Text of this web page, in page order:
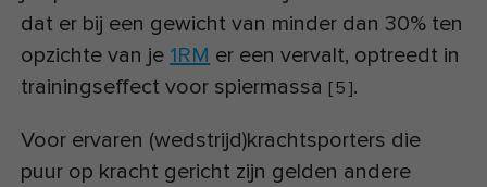
dat er bij een gewicht van minder dan 30% ten
opzichte van je 1RM er een vervalt, optreedt in
trainingseffect voor spiermassa [5].
Voor ervaren (wedstrijd)krachtsporters die
puur op kracht gericht zijn gelden andere